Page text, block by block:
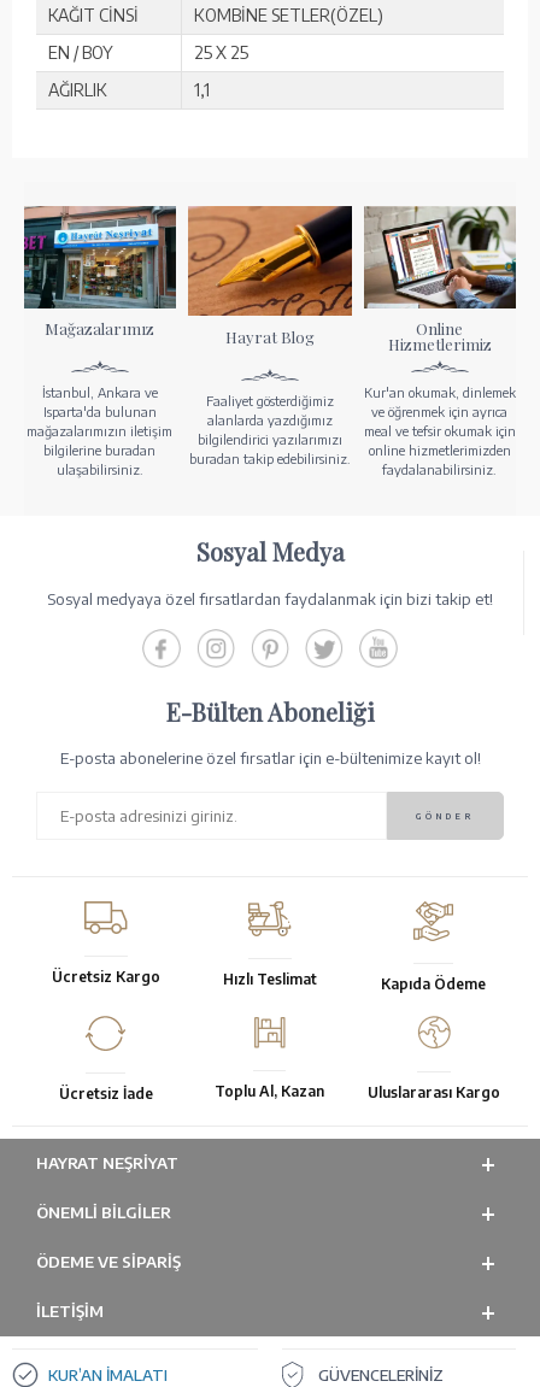
KAĞIT CİNSİ
KOMBİNE SETLER(ÖZEL)
EN / BOY
25 X 25
AĞIRLIK
1,1
Mağazalarımız
İstanbul, Ankara ve
Isparta'da bulunan
mağazalarımızın iletişim
bilgilerine buradan
ulaşabilirsiniz.
Hayrat Blog
Faaliyet gösterdiğimiz
alanlarda yazdığımız
bilgilendirici yazılarımızı
buradan takip edebilirsiniz.
Online
Hizmetlerimiz
Kur'an okumak, dinlemek
ve öğrenmek için ayrıca
meal ve tefsir okumak için
online hizmetlerimizden
faydalanabilirsiniz.
Sosyal Medya
Sosyal medyaya özel fırsatlardan faydalanmak için bizi takip et!
E-Bülten Aboneliği
E-posta abonelerine özel fırsatlar için e-bültenimize kayıt ol!
Ücretsiz Kargo Hızlı Teslimat Kapıda Ödeme
Ücretsiz İade Toplu Al, Kazan Uluslararası Kargo
HAYRAT NEŞRIYAT
ÖNEMLI BILGILER
ÖDEME VE SİPARİŞ
İLETİŞİM
KUR’AN İMALATI GÜVENCELERİNİZ